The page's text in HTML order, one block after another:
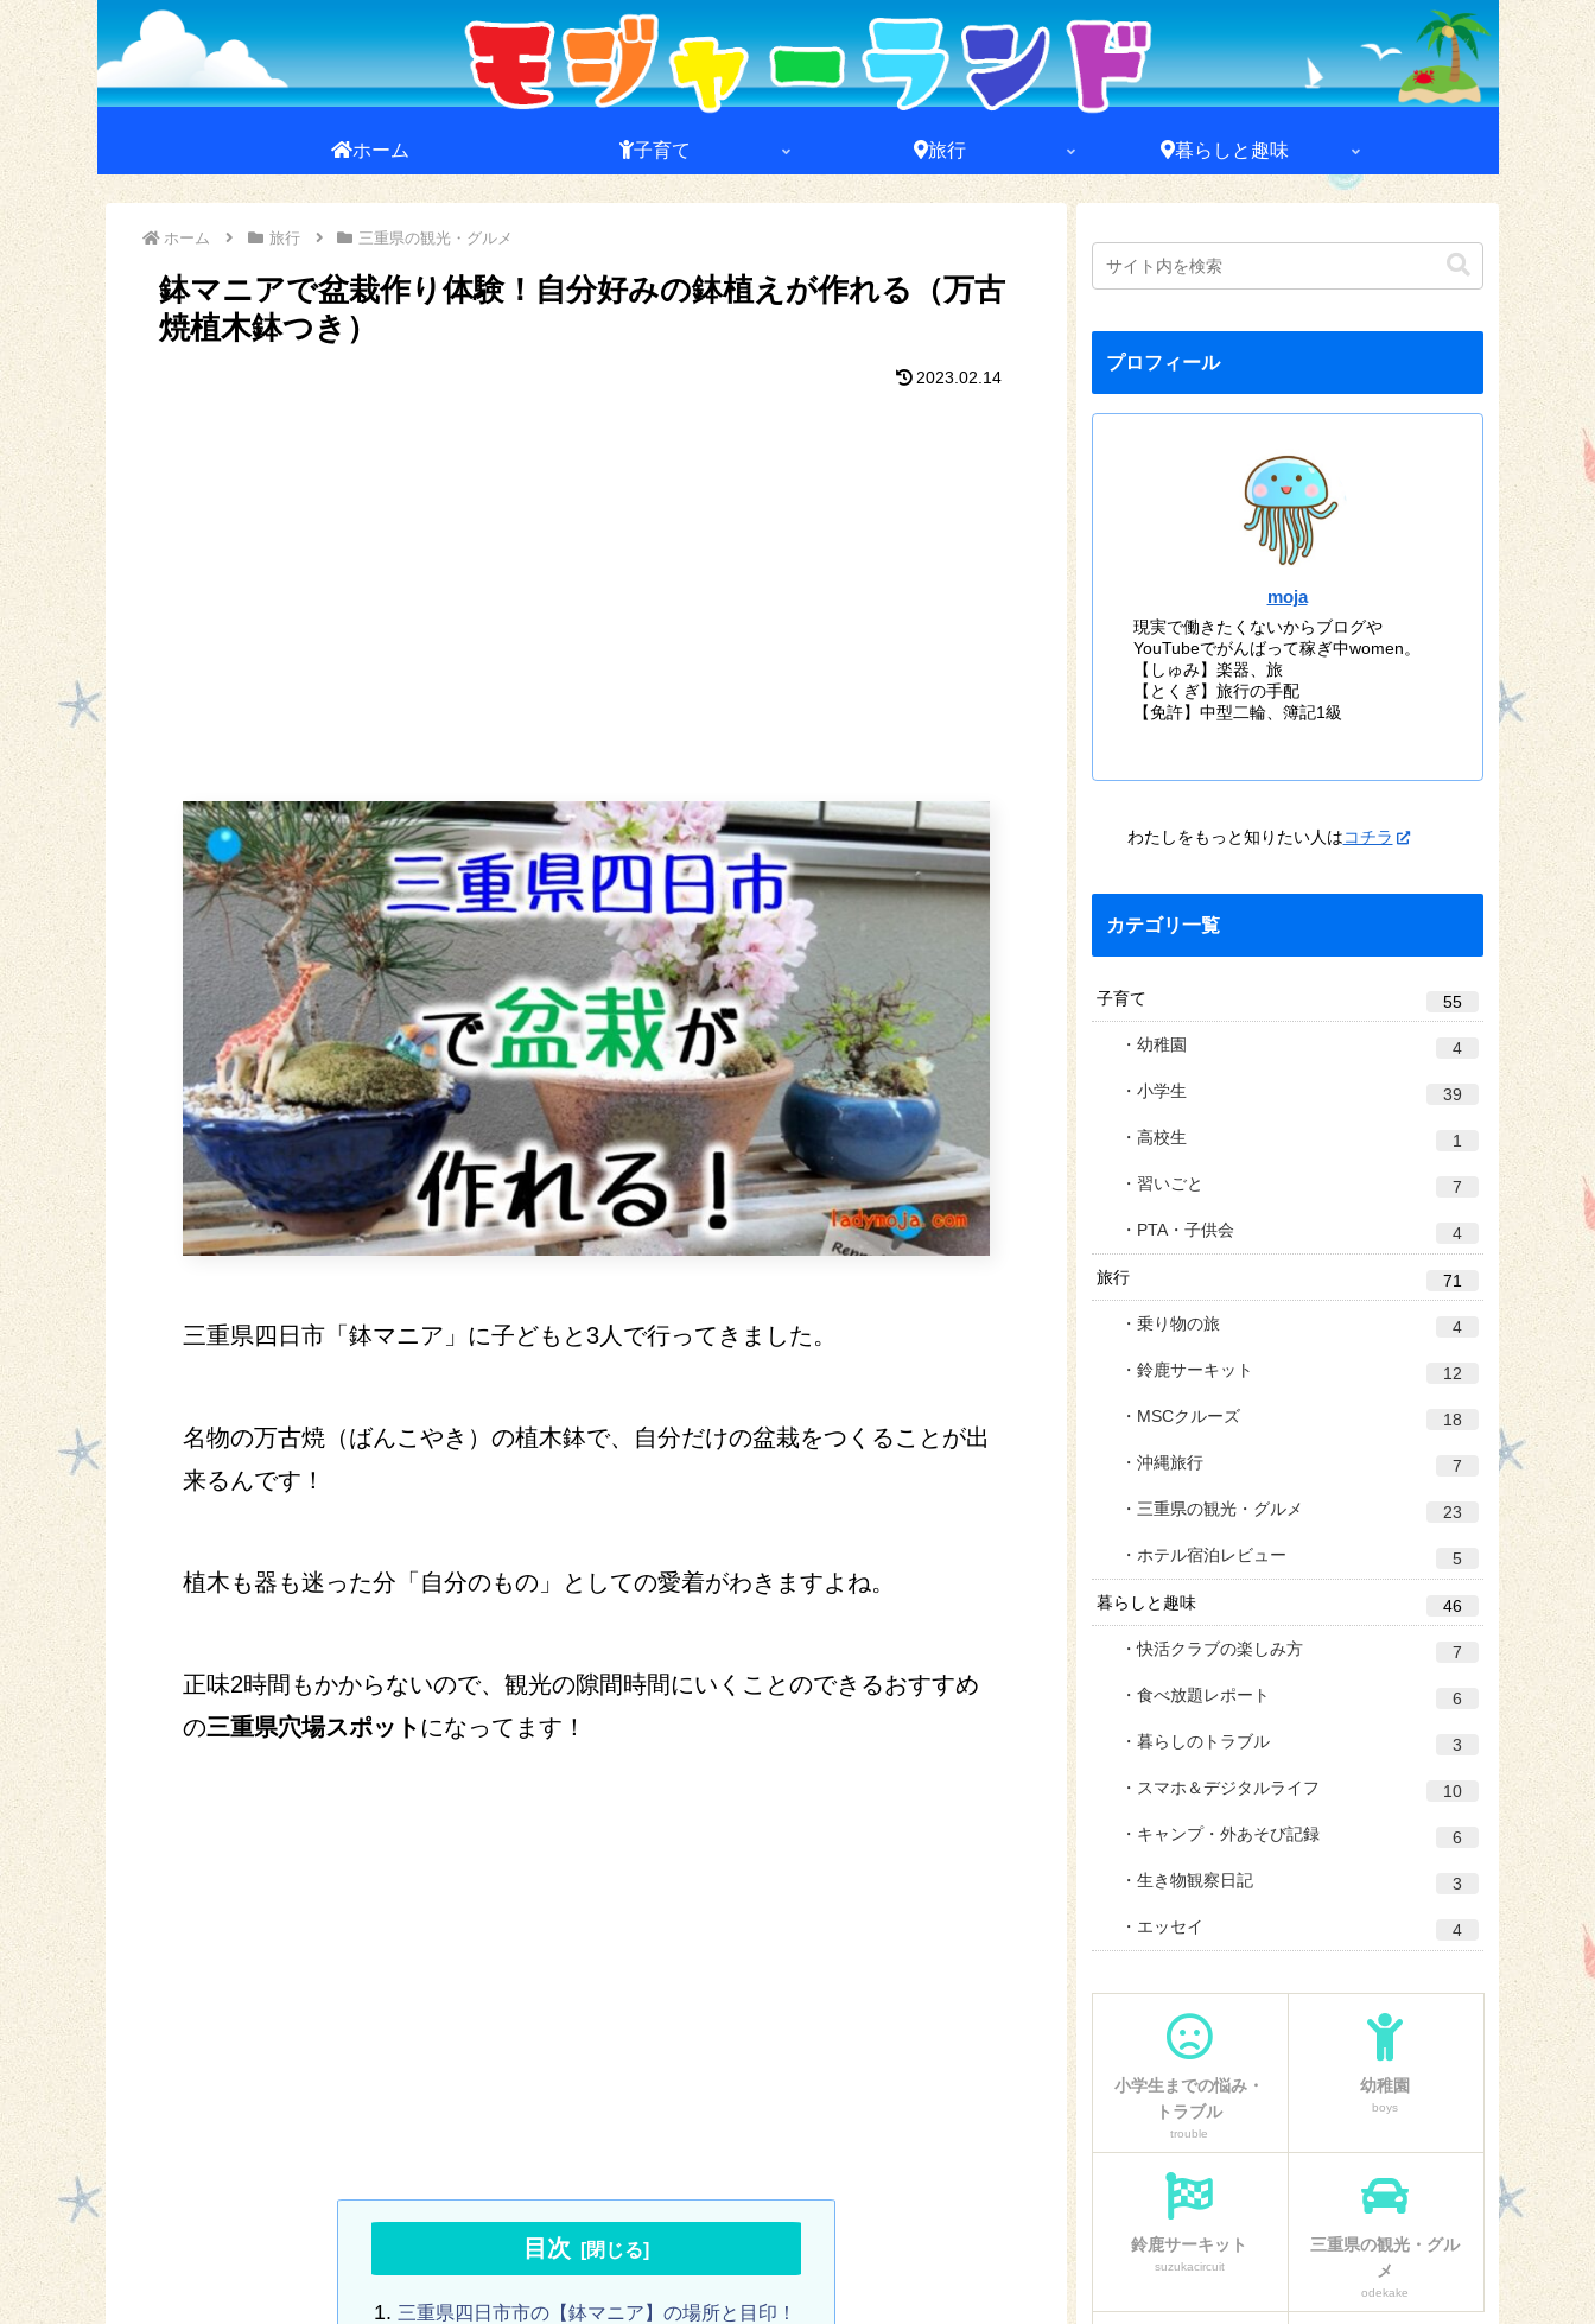
ホーム 子育て 旅行 暮らしと趣味
ホーム 旅行 三重県の観光・グルメ
鉢マニアで盆栽作り体験！自分好みの鉢植えが作れる（万古
焼植木鉢つき）
2023.02.14
三重県四日市「鉢マニア」に子どもと3人で行ってきました。
名物の万古焼（ばんこやき）の植木鉢で、自分だけの盆栽をつくることが出
来るんです！
植木も器も迷った分「自分のもの」としての愛着がわきますよね。
正味2時間もかからないので、観光の隙間時間にいくことのできるおすすめ
の三重県穴場スポット になってます！
目次
三重県四日市市の【鉢マニア】の場所と目印！
プロフィール
moja
現実で働きたくないからブログや
YouTubeでがんばって稼ぎ中women。
【しゅみ】楽器、旅
【とくぎ】旅行の手配
【免許】中型二輪、簿記1級
わたしをもっと知りたい人はコチラ
カテゴリ一覧
子育て 55
幼稚園 4
小学生 39
高校生 1
習いごと 7
PTA・子供会 4
旅行 71
乗り物の旅 4
鈴鹿サーキット 12
MSCクルーズ 18
沖縄旅行 7
三重県の観光・グルメ 23
ホテル宿泊レビュー 5
暮らしと趣味 46
快活クラブの楽しみ方 7
食べ放題レポート 6
暮らしのトラブル 3
スマホ＆デジタルライフ 10
キャンプ・外あそび記録 6
生き物観察日記 3
エッセイ 4
小学生までの悩み・
トラブル
trouble
幼稚園
boys
鈴鹿サーキット
suzukacircuit
三重県の観光・グル
メ
odekake